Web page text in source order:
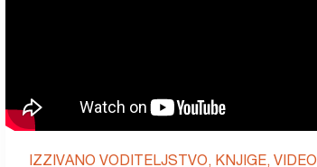
IZZIVANO VODITELJSTVO, KNJIGE, VIDEO